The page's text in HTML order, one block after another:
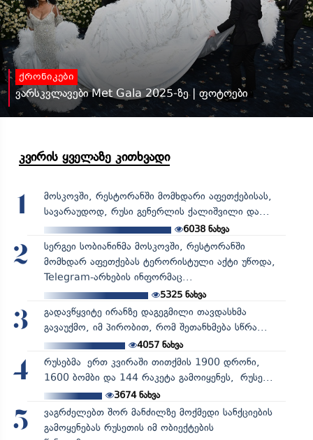
ქრონიკები
ვარსკვლავები Met Gala 2025-ზე | ფოტოები
კვირის ყველაზე კითხვადი
1
მოსკოვში, რესტორანში მომხდარი აფეთქებისას,
სავარაუდოდ, რუსი გენერლის ქალიშვილი და...
6038 ნახვა
2
სერგეი სობიანინმა მოსკოვში, რესტორანში
მომხდარ აფეთქებას ტერორისტული აქტი უწოდა,
Telegram-არხების ინფორმაც...
5325ნახვა
3
გადავწყვიტე ირანზე დაგეგმილი თავდასხმა
გავაუქმო, იმ პირობით, რომ შეთანხმება სწრა...
4057ნახვა
4
რუსებმა ერთ კვირაში თითქმის 1900 დრონი,
1600 ბომბი და 144 რაკეტა გამოიყენეს, რუსე...
3674ნახვა
5
ვაგრძელებთ შორ მანძილზე მოქმედი სანქციების
გამოყენებას რუსეთის იმ ობიექტების